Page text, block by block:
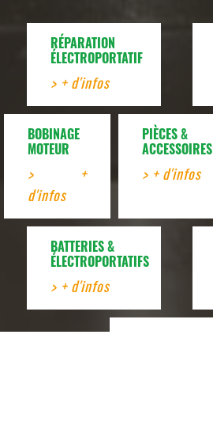
RÉPARATION
ÉLECTROPORTATIF
> + d'infos
BOBINAGE
MOTEUR
> +
d'infos
PIÈCES &
ACCESSOIRES
> + d'infos
BATTERIES &
ÉLECTROPORTATIFS
> + d'infos